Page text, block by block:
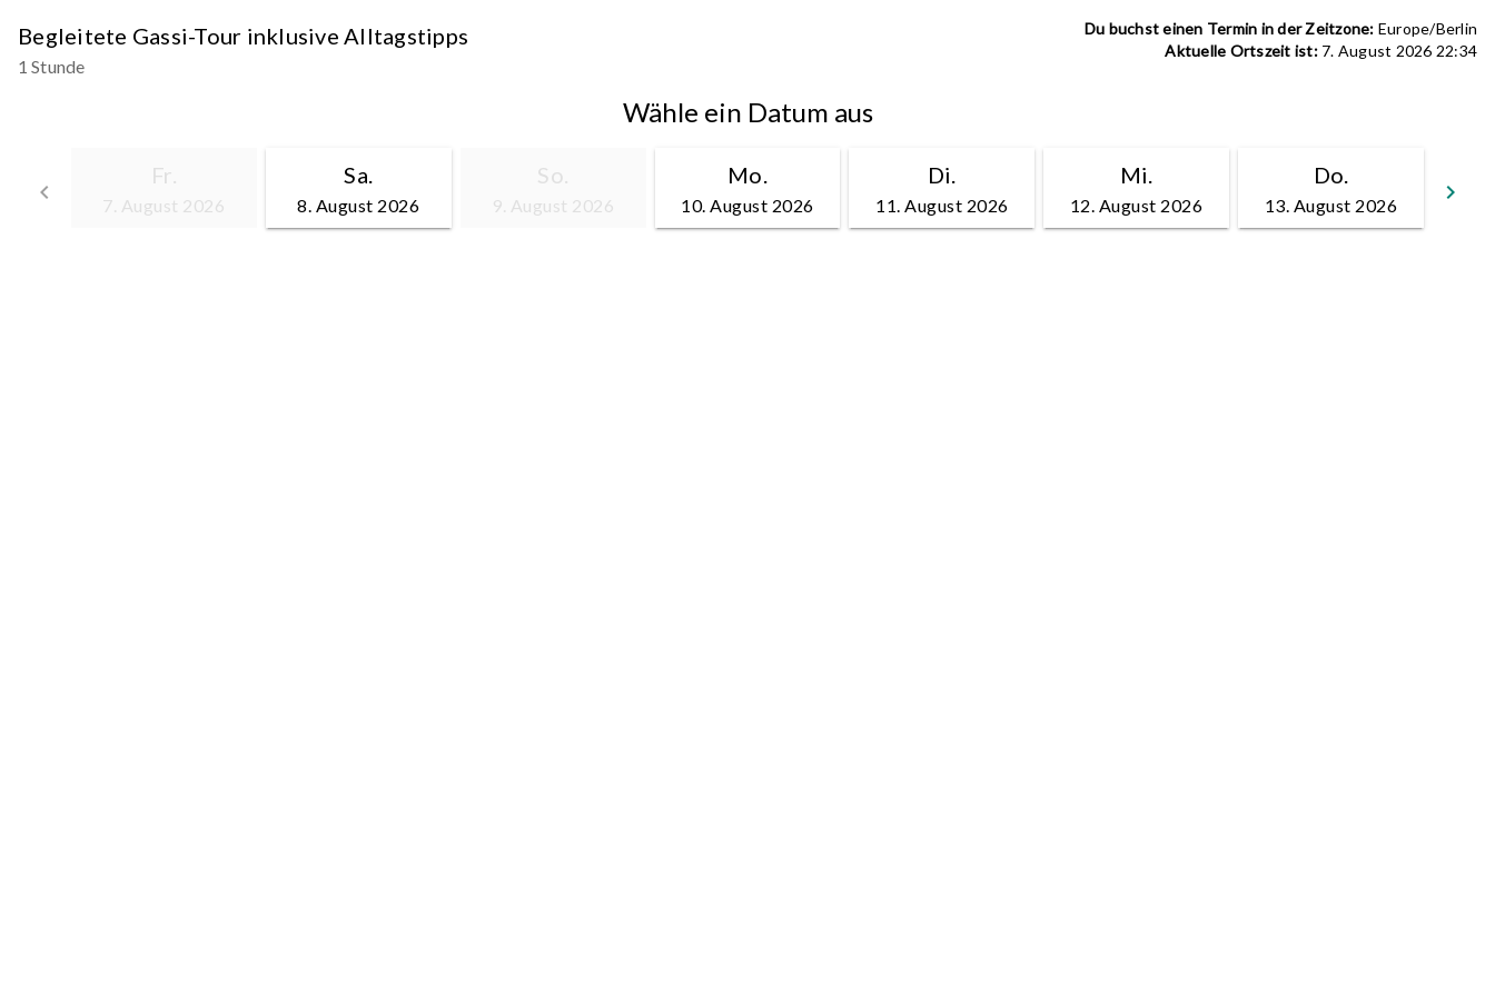
Begleitete Gassi-Tour inklusive Alltagstipps
1 Stunde
Du buchst einen Termin in der Zeitzone: Europe/Berlin
Aktuelle Ortszeit ist:7. August 2026 22:34
Wähle ein Datum aus
keyboard_arrow_left
Zurück
keyboard_arrow_right
Fr.
7. August 2026
Sa.
8. August 2026
So.
9. August 2026
Mo.
10. August 2026
Di.
11. August 2026
Mi.
12. August 2026
Do.
13. August 2026